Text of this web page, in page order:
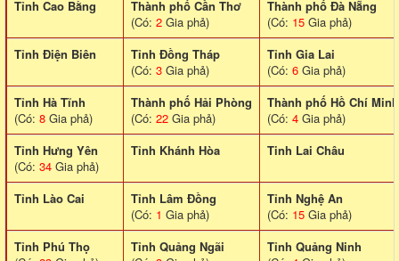
Tỉnh Cao Bằng
Thành phố Cần Thơ
(Có: 2 Gia phả)
Thành phố Đà Nẵng
(Có: 15 Gia phả)
Tỉnh Điện Biên
Tỉnh Đồng Tháp
(Có: 3 Gia phả)
Tỉnh Gia Lai
(Có: 6 Gia phả)
Tỉnh Hà Tĩnh
(Có: 8 Gia phả)
Thành phố Hải Phòng
(Có: 22 Gia phả)
Thành phố Hồ Chí Minh
(Có: 4 Gia phả)
Tỉnh Hưng Yên
(Có: 34 Gia phả)
Tỉnh Khánh Hòa Tinh Lai Châu
Tỉnh Lào Cai
Tỉnh Lâm Đồng
(Có: 1 Gia phả)
Tỉnh Nghệ An
(Có: 15 Gia phả)
Tỉnh Phú Thọ
Tỉnh Quảng Ngãi
Tỉnh Quảng Ninh